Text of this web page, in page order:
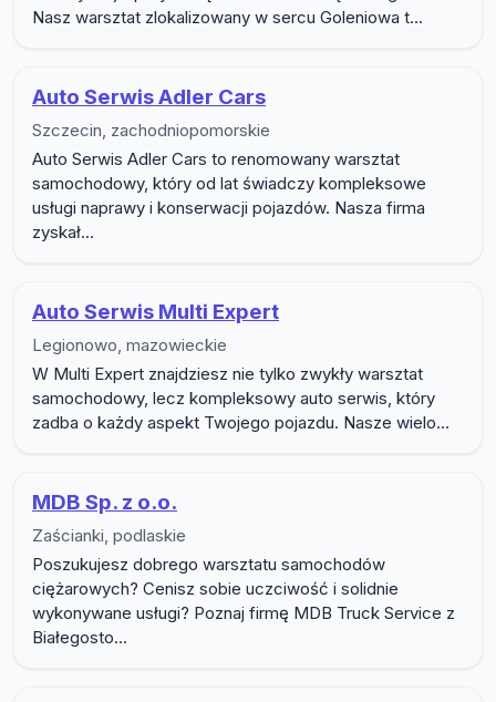
Nasz warsztat zlokalizowany w sercu Goleniowa t...
Auto Serwis Adler Cars
Szczecin, zachodniopomorskie
Auto Serwis Adler Cars to renomowany warsztat
samochodowy, który od lat świadczy kompleksowe
usługi naprawy i konserwacji pojazdów. Nasza firma
zyskał...
Auto Serwis Multi Expert
Legionowo, mazowieckie
W Multi Expert znajdziesz nie tylko zwykły warsztat
samochodowy, lecz kompleksowy auto serwis, który
zadba o każdy aspekt Twojego pojazdu. Nasze wielo...
MDB Sp. z o.o.
Zaścianki, podlaskie
Poszukujesz dobrego warsztatu samochodów
ciężarowych? Cenisz sobie uczciwość i solidnie
wykonywane usługi? Poznaj firmę MDB Truck Service z
Białegosto...